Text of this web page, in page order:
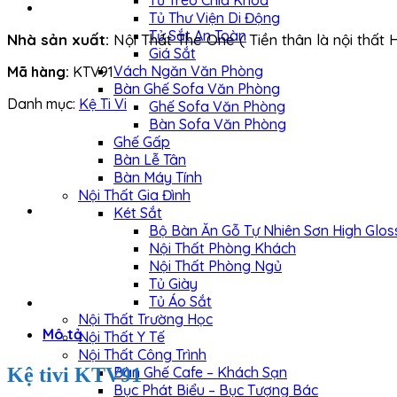
Tủ Thư Viện Di Động
Tủ Sắt An Toàn
Giá Sắt
Vách Ngăn Văn Phòng
Bàn Ghế Sofa Văn Phòng
Ghế Sofa Văn Phòng
Bàn Sofa Văn Phòng
Ghế Gấp
Bàn Lễ Tân
Bàn Máy Tính
Nội Thất Gia Đình
Két Sắt
Bộ Bàn Ăn Gỗ Tự Nhiên Sơn High
Nội Thất Phòng Khách
Nội Thất Phòng Ngủ
Tủ Giày
Tủ Áo Sắt
Nội Thất Trường Học
Nội Thất Y Tế
Nội Thất Công Trình
Bàn Ghế Cafe – Khách Sạn
Bục Phát Biểu – Bục Tượng Bác
Nhà sản xuất: Nội Thất The One ( Tiền thân là nội thất
Mã hàng: KTV91
Danh mục: Kệ Ti Vi
Mô tả
Kệ tivi KTV91